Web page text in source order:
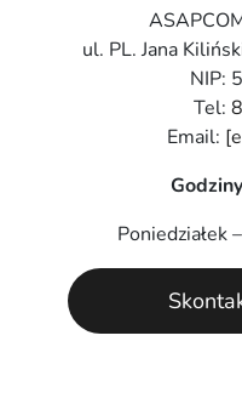
ul. PL. Jana
NIP:
Tel:
Email:
Poniedziałek